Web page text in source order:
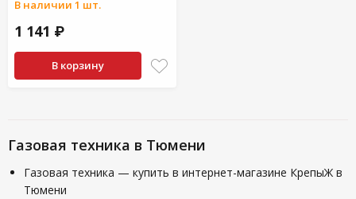
В наличии 1 шт.
1 141 ₽
В корзину
Газовая техника в Тюмени
Газовая техника — купить в интернет-магазине КрепыЖ в
Тюмени